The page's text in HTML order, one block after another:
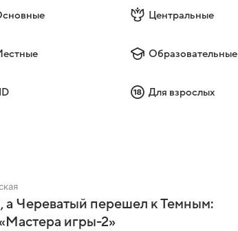
Центральные
Образовательные
Для взрослых
а Череватый перешел к Темным:
игры-2»